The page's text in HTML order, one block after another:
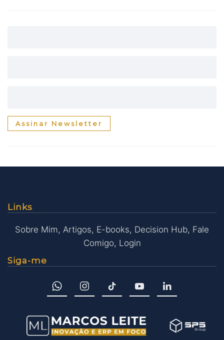
Assinar Newsletter
Links
Sobre Mim, Artigos, E-books, Decision Hub, Fale
Comigo, Login
Siga-me